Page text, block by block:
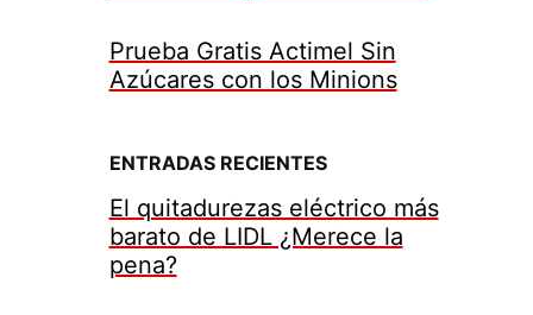
Prueba Gratis Actimel Sin
Azúcares con los Minions
ENTRADAS RECIENTES
El quitadurezas eléctrico más
barato de LIDL ¿Merece la
pena?